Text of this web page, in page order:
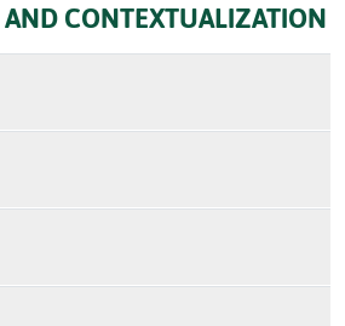
AND CONTEXTUALIZATION